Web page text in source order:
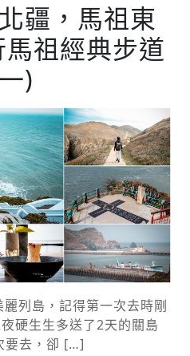
疆，馬祖東
祖經典步道
)
列島，記得第一次去時剛
硬生生多送了2天的關島
要去，卻 […]